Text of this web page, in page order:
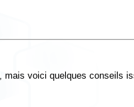
mais voici quelques